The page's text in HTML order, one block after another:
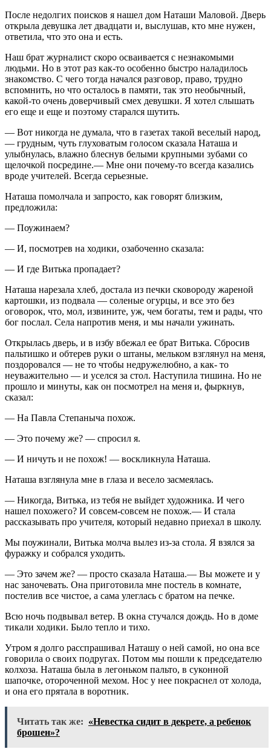
После недолгих поисков я нашел дом Наташи Маловой. Дверь
открыла девушка лет двадцати и, выслушав, кто мне нужен,
ответила, что это она и есть.
Наш брат журналист скоро осваивается с незнакомыми
людьми. Но в этот раз как-то особенно быстро наладилось
знакомство. С чего тогда начался разговор, право, трудно
вспомнить, но что осталось в памяти, так это необычный,
какой-то очень доверчивый смех девушки. Я хотел слышать
его еще и еще и поэтому старался шутить.
— Вот никогда не думала, что в газетах такой веселый народ,
— грудным, чуть глуховатым голосом сказала Наташа и
улыбнулась, влажно блеснув белыми крупными зубами со
щелочкой посредине.— Мне они почему-то всегда казались
вроде учителей. Всегда серьезные.
Наташа помолчала и запросто, как говорят близким,
предложила:
— Поужинаем?
— И, посмотрев на ходики, озабоченно сказала:
— И где Витька пропадает?
Наташа нарезала хлеб, достала из печки сковороду жареной
картошки, из подвала — соленые огурцы, и все это без
оговорок, что, мол, извините, уж, чем богаты, тем и рады, что
бог послал. Села напротив меня, и мы начали ужинать.
Открылась дверь, и в избу вбежал ее брат Витька. Сбросив
пальтишко и обтерев руки о штаны, мельком взглянул на меня,
поздоровался — не то чтобы недружелюбно, а как- то
неуважительно — и уселся за стол. Наступила тишина. Но не
прошло и минуты, как он посмотрел на меня и, фыркнув,
сказал:
— На Павла Степаныча похож.
— Это почему же? — спросил я.
— И ничуть и не похож! — воскликнула Наташа.
Наташа взглянула мне в глаза и весело засмеялась.
— Никогда, Витька, из тебя не выйдет художника. И чего
нашел похожего? И совсем-совсем не похож.— И стала
рассказывать про учителя, который недавно приехал в школу.
Мы поужинали, Витька молча вылез из-за стола. Я взялся за
фуражку и собрался уходить.
— Это зачем же? — просто сказала Наташа.— Вы можете и у
нас заночевать. Она приготовила мне постель в комнате,
постелив все чистое, а сама улеглась с братом на печке.
Всю ночь подвывал ветер. В окна стучался дождь. Но в доме
тикали ходики. Было тепло и тихо.
Утром я долго расспрашивал Наташу о ней самой, но она все
говорила о своих подругах. Потом мы пошли к председателю
колхоза. Наташа была в легоньком пальто, в суконной
шапочке, отороченной мехом. Нос у нее покраснел от холода,
и она его прятала в воротник.
Читать так же: «Невестка сидит в декрете, а ребенок
брошен»?